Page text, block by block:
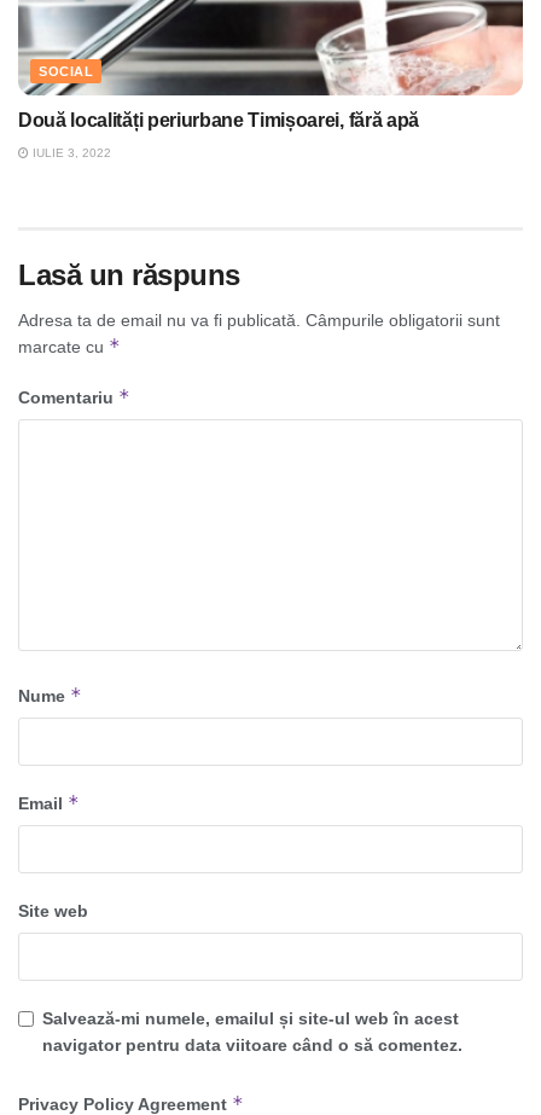
SOCIAL
Două localități periurbane Timișoarei, fără apă
IULIE 3, 2022
Lasă un răspuns
Adresa ta de email nu va fi publicată. Câmpurile obligatorii sunt
marcate cu *
Comentariu *
Nume *
Email *
Site web
Salvează-mi numele, emailul și site-ul web în acest
navigator pentru data viitoare când o să comentez.
Privacy Policy Agreement *